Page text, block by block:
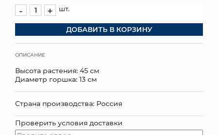
ПОДАРОЧНЫЕ КАРТЫ
ОПТОВЫМ КЛИЕНТАМ
ДОСТАВКА И ОПЛАТА
КОНТАКТЫ
- + шт.
ДОБАВИТЬ В КОРЗИНУ
ОПИСАНИЕ
Высота растения: 45 см
Диаметр горшка: 13 см
Страна производства: Россия
Проверить условия доставки